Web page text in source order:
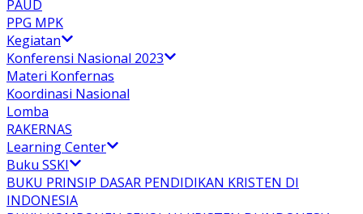
PAUD
PPG MPK
Kegiatan
Konferensi Nasional 2023
Materi Konfernas
Koordinasi Nasional
Lomba
RAKERNAS
Learning Center
Buku SSKI
BUKU PRINSIP DASAR PENDIDIKAN KRISTEN DI
INDONESIA